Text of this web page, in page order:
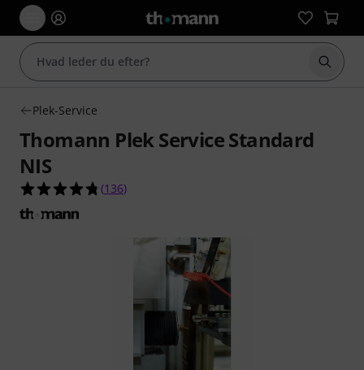
Start
Plek-Service
Thomann Plek Service Standard
NIS
4.8 ud af 5 stjerner fra 136 kundebedømmelser
(136)